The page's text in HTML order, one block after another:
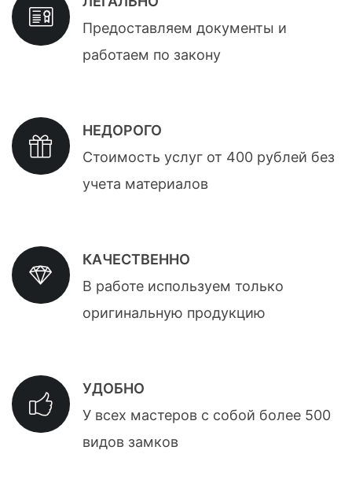
Предоставляем документы и
работаем по закону
НЕДОРОГО
Стоимость услуг от 400 рублей без
учета материалов
КАЧЕСТВЕННО
В работе используем только
оригинальную продукцию
УДОБНО
У всех мастеров с собой более 500
видов замков